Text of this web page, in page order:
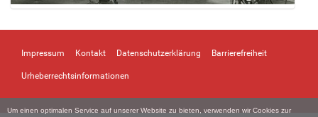
Um einen optimalen Service auf unserer Website zu bieten, verwenden wir Cookies zur
e
g
e
i
l
Impressum Kontakt Datenschutzerklärung Barrierefreiheit
Urheberrechtsinformationen